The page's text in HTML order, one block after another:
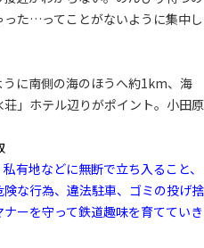
た…ってことがないように集中し
に南側の海のほうへ約1km、海
」ホテル辺りがポイント。小田原
有地などに無断で立ち入ること、
な行為、違法駐車、ゴミの投げ捨
ーを守って鉄道趣味を育てていき